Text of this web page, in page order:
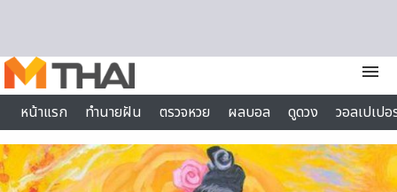
menu
หน้าแรก
ทำนายฝัน ตรวจหวย ผลบอล ดูดวง
วอลเปเป
ไลฟ์สไตล์